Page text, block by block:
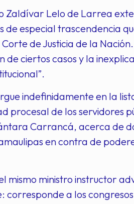
Zaldívar Lelo de Larrea
de especial trascendencia
de Justicia de la
ciertos casos y la
indefinidamente en la
procesal de los servidores
Carrancá, acerca de
en contra de
mismo ministro instructor
a los